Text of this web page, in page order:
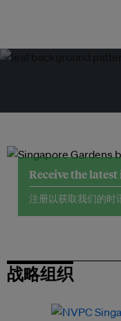
Receive the
注册以获取我们的时
战略组织